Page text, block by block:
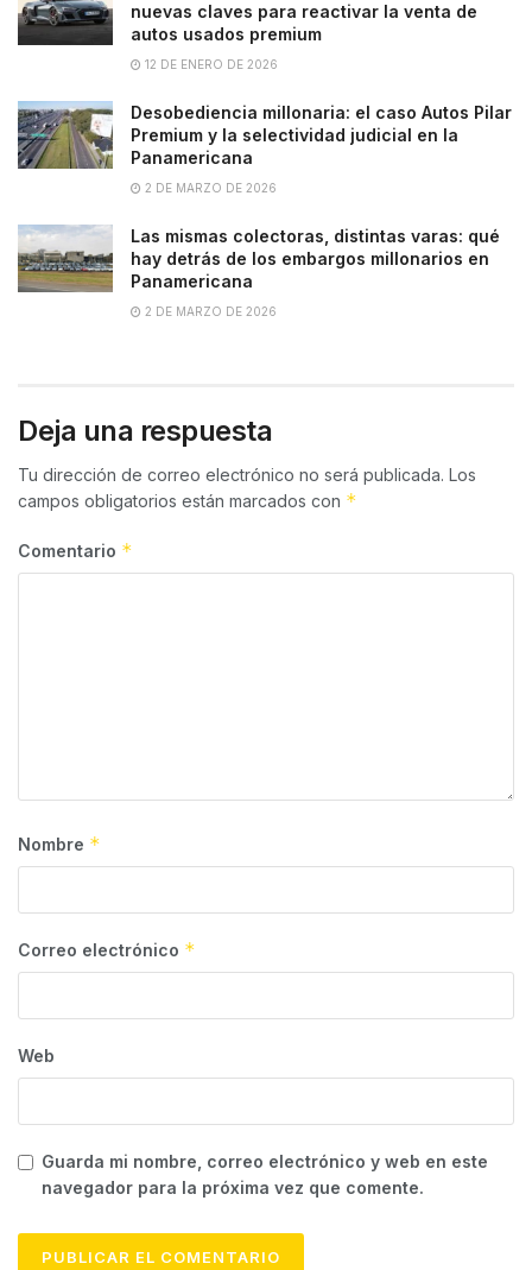
nuevas claves para reactivar la venta de
autos usados premium
12 DE ENERO DE 2026
Desobediencia millonaria: el caso Autos Pilar
Premium y la selectividad judicial en la
Panamericana
2 DE MARZO DE 2026
Las mismas colectoras, distintas varas: qué
hay detrás de los embargos millonarios en
Panamericana
2 DE MARZO DE 2026
Deja una respuesta
Tu dirección de correo electrónico no será publicada. Los
campos obligatorios están marcados con *
Comentario *
Nombre *
Correo electrónico *
Web
Guarda mi nombre, correo electrónico y web en este
navegador para la próxima vez que comente.